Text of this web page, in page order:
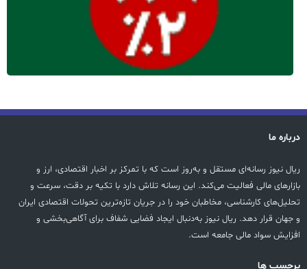
درباره ما
ریال نیوز رسانه‌ای مستقل و به‌روز است که با تمرکز بر اخبار اقتصادی، ارز و
بازارهای مالی فعالیت می‌کند. این رسانه تلاش دارد با تکیه بر دقت، سرعت و
تحلیل‌های کارشناسی، مخاطبان خود را در جریان تازه‌ترین تحولات اقتصادی ایران
و جهان قرار دهد. ریال نیوز به‌دنبال ایجاد فضایی شفاف برای آگاهی‌بخشی و
افزایش سواد مالی جامعه است.
پرچسب ها